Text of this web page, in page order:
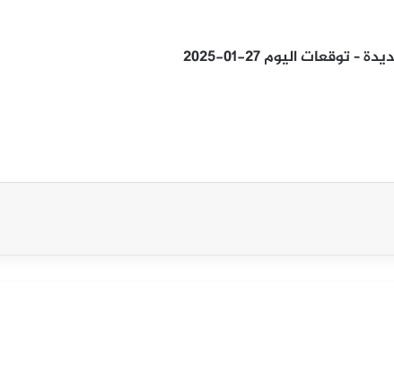
اليوم 27-01-2025